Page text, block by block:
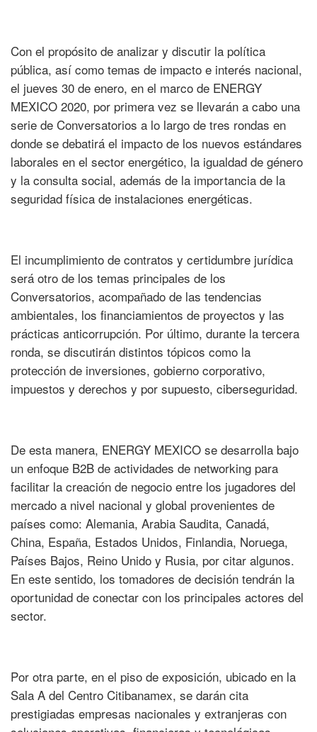
Con el propósito de analizar y discutir la política
pública, así como temas de impacto e interés nacional,
el jueves 30 de enero, en el marco de ENERGY
MEXICO 2020, por primera vez se llevarán a cabo una
serie de Conversatorios a lo largo de tres rondas en
donde se debatirá el impacto de los nuevos estándares
laborales en el sector energético, la igualdad de género
y la consulta social, además de la importancia de la
seguridad física de instalaciones energéticas.
El incumplimiento de contratos y certidumbre jurídica
será otro de los temas principales de los
Conversatorios, acompañado de las tendencias
ambientales, los financiamientos de proyectos y las
prácticas anticorrupción. Por último, durante la tercera
ronda, se discutirán distintos tópicos como la
protección de inversiones, gobierno corporativo,
impuestos y derechos y por supuesto, ciberseguridad.
De esta manera, ENERGY MEXICO se desarrolla bajo
un enfoque B2B de actividades de networking para
facilitar la creación de negocio entre los jugadores del
mercado a nivel nacional y global provenientes de
países como: Alemania, Arabia Saudita, Canadá,
China, España, Estados Unidos, Finlandia, Noruega,
Países Bajos, Reino Unido y Rusia, por citar algunos.
En este sentido, los tomadores de decisión tendrán la
oportunidad de conectar con los principales actores del
sector.
Por otra parte, en el piso de exposición, ubicado en la
Sala A del Centro Citibanamex, se darán cita
prestigiadas empresas nacionales y extranjeras con